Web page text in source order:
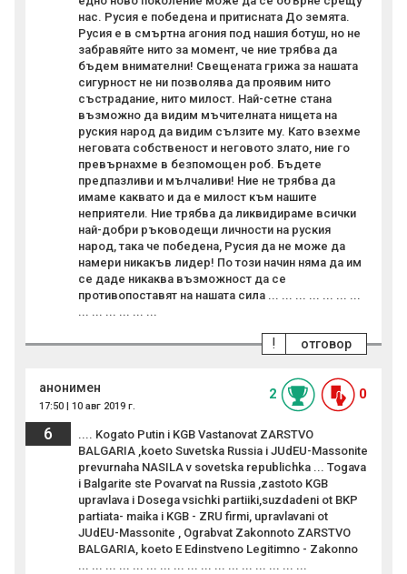
нас. Русия е победена и притисната До земята.
Русия е в смъртна агония под нашия ботуш, но не
забравяйте нито за момент, че ние трябва да
бъдем внимателни! Свещената грижа за нашата
сигурност не ни позволява да проявим нито
състрадание, нито милост. Най-сетне стана
възможно да видим мъчителната нищета на
руския народ да видим сълзите му. Като взехме
неговата собственост и неговото злато, ние го
превърнахме в безпомощен роб. Бъдете
предпазливи и мълчаливи! Ние не трябва да
имаме каквато и да е милост към нашите
неприятели. Ние трябва да ликвидираме всички
най-добри ръководещи личности на руския
народ, така че победена, Русия да не може да
намери никакъв лидер! По този начин няма да им
се даде никаква възможност да се
противопоставят на нашата сила ... ... ... ... ... ... ...
... ... ... ... ... ...
отговор
!
анонимен
17:50 | 10 авг 2019 г.
2 0
6
.... Kogato Putin i KGB Vastanovat ZARSTVO
BALGARIA ,koeto Suvetska Russia i JUdEU-Massonite
prevurnaha NASILA v sovetska republichka ... Togava
i Balgarite ste Povarvat na Russia ,zastoto KGB
upravlava i Dosega vsichki partiiki,suzdadeni ot BKP
partiata- maika i KGB - ZRU firmi, upravlavani ot
JUdEU-Massonite , Ograbvat Zakonnoto ZARSTVO
BALGARIA, koeto E Edinstveno Legitimno - Zakonno
... ... ... ... ... ... ... ... ... ... ... ... ... ... ... ... ...